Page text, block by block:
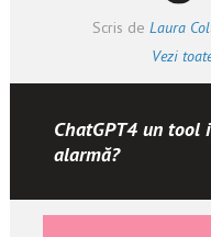
Scris de Laura
Vezi
ChatGPT4 un tool
alarmă?